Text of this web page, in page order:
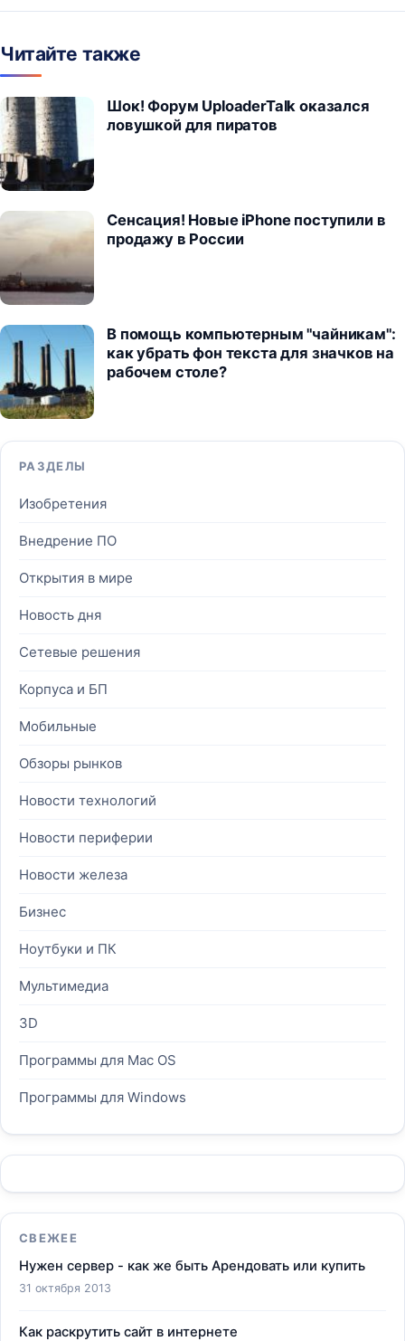
Читайте также
Шок! Форум UploaderTalk оказался
ловушкой для пиратов
Сенсация! Новые iPhone поступили в
продажу в России
В помощь компьютерным "чайникам":
как убрать фон текста для значков на
рабочем столе?
РАЗДЕЛЫ
Изобретения
Внедрение ПО
Открытия в мире
Новость дня
Сетевые решения
Корпуса и БП
Мобильные
Обзоры рынков
Новости технологий
Новости периферии
Новости железа
Бизнес
Ноутбуки и ПК
Мультимедиа
3D
Программы для Mac OS
Программы для Windows
СВЕЖЕЕ
Нужен сервер - как же быть Арендовать или купить
31 октября 2013
Как раскрутить сайт в интернете